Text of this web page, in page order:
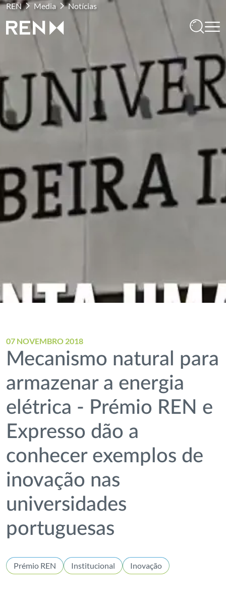
REN Media Notícias
07 NOVEMBRO 2018
Mecanismo natural para
armazenar a energia
elétrica - Prémio REN e
Expresso dão a
conhecer exemplos de
inovação nas
universidades
portuguesas
Prémio REN Institucional Inovação